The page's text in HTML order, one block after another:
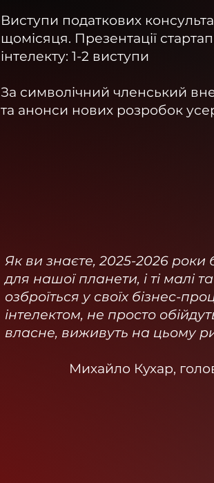
Виступи податкових
щомісяця. Презентації
інтелекту: 1-2 виступи
За символічний членський
та анонси нових розробок
Як ви знаєте, 2025-2026 роки
для нашої планети, і ті малі
озброїться у своїх бізнес-
інтелектом, не просто
власне, виживуть на цьому
Михайло Кухар,